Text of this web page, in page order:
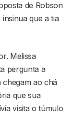
de Robson
que a tia
Melissa
pergunta a
chegam ao chá
que sua
visita o túmulo